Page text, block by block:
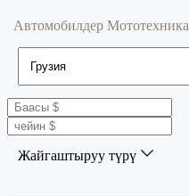
Автомобилдер Мототехника
Жайгаштыруу түрү